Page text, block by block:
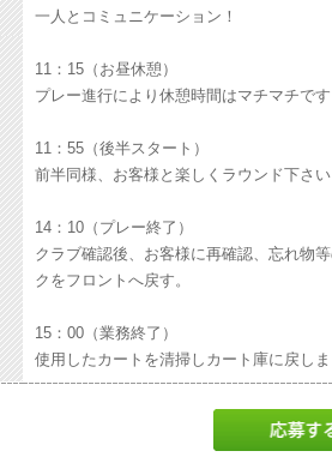
一人とコミュニケーション！
11：15（お昼休憩）
プレー進行により休憩時間はマチマチです
11：55（後半スタート）
前半同様、お客様と楽しくラウンド下さい
14：10（プレー終了）
クラブ確認後、お客様に再確認、忘れ物
クをフロントへ戻す。
15：00（業務終了）
使用したカートを清掃しカート庫に戻しま